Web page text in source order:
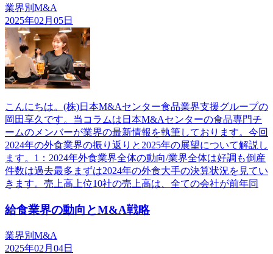
業界別M&A
2025年02月05日
こんにちは。(株)日本M&Aセンター食品業界支援グループの
岡田享久です。当コラムは日本M&Aセンターの食品専門チ
ームのメンバーが業界の最新情報を執筆しております。今回
2024年の外食業界の振り返りと2025年の展望について解説し
ます。1：2024年外食業界全体の動向/業界全体は好調も倒産
件数は過去最多まずは2024年の外食大手の決算状況を見てい
きます。売上高上位10社の売上高は、全ての会社が前年同
給食業界の動向とM&A戦略
業界別M&A
2025年02月04日